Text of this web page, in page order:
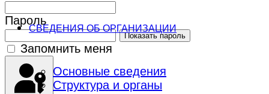
СВЕДЕНИЯ ОБ ОРГАНИЗАЦИИ
Основные сведения
Структура и органы
Пароль
Показать пароль
Запомнить меня